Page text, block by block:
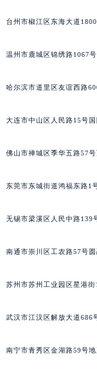
台州市椒江区东海大道
温州市鹿城区锦绣路1067
哈尔滨市道里区友谊西路
大连市中山区人民路15号
佛山市禅城区季华五路57
东莞市东城街道鸿福东路1
无锡市梁溪区人民中路139
南通市崇川区工农路57号
苏州市苏州工业园区星港
武汉市江汉区解放大道686
南宁市青秀区金湖路59号